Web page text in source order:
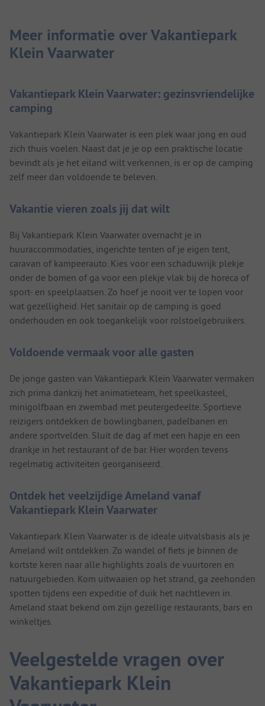
Meer informatie over Vakantiepark
Klein Vaarwater
Vakantiepark Klein Vaarwater: gezinsvriendelijke
camping
Vakantiepark Klein Vaarwater is een plek waar jong en oud
zich thuis voelen. Naast dat je je op een praktische locatie
bevindt als je het eiland wilt verkennen, is er op de camping
zelf meer dan voldoende te beleven.
Vakantie vieren zoals jij dat wilt
Bij Vakantiepark Klein Vaarwater overnacht je in
huuraccommodaties, ingerichte tenten of je eigen tent,
caravan of kampeerauto. Kies voor een schaduwrijk plekje
onder de bomen of ga voor een plekje vlak bij de horeca of
sport- en speelplaatsen. Zo hoef je nooit ver te lopen voor
wat gezelligheid. Het sanitair op de camping is goed
onderhouden en ook toegankelijk voor rolstoelgebruikers.
Voldoende vermaak voor alle gasten
De jonge gasten van Vakantiepark Klein Vaarwater vermaken
zich prima dankzij het animatieteam, het speelkasteel,
minigolfbaan en zwembad met peutergedeelte. Sportieve
reizigers ontdekken de bowlingbanen, padelbanen en
andere sportvelden. Sluit de dag af met een hapje en een
drankje in het restaurant of de bar. Hier worden tevens
regelmatig activiteiten georganiseerd.
Ontdek het veelzijdige Ameland vanaf
Vakantiepark Klein Vaarwater
Vakantiepark Klein Vaarwater is de ideale uitvalsbasis als je
Ameland wilt ontdekken. Zo wandel of fiets je binnen de
kortste keren naar alle highlights zoals de vuurtoren en
natuurgebieden. Kom uitwaaien op het strand, ga zeehonden
spotten tijdens een expeditie of duik het nachtleven in.
Ameland staat bekend om zijn gezellige restaurants, bars en
winkeltjes.
Veelgestelde vragen over
Vakantiepark Klein